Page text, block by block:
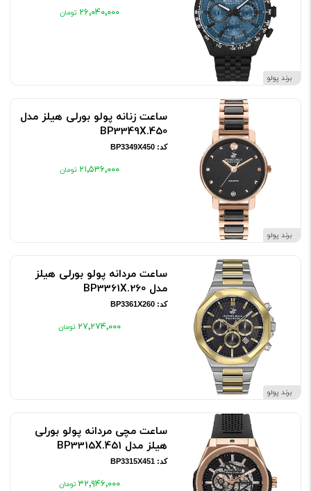
برند پولو
۲۶٬۰۴۰٬۰۰۰
برند پولو
ساعت زنانه پولو بورلی هیلز مدل
BP3349X.450
کد: BP3349X450
۲۱٬۵۳۶٬۰۰۰
برند پولو
ساعت مردانه پولو بورلی هیلز
مدل BP3361X.260
کد: BP3361X260
۲۷٬۲۷۴٬۰۰۰
ساعت مچی مردانه پولو بورلی
هیلز مدل BP3315X.451
کد: BP3315X451
۳۲٬۹۴۶٬۰۰۰